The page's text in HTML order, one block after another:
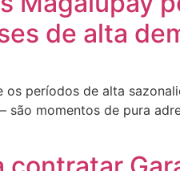
de alta
períodos de alta
momentos de pura